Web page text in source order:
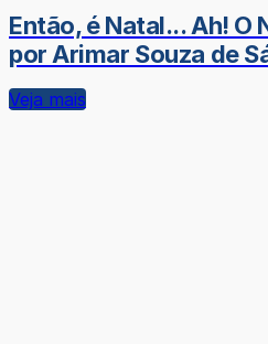
Então, é Natal... Ah! O
por Arimar Souza de
Veja mais